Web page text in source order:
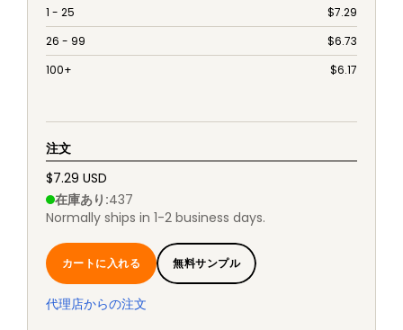
1 - 25 $7.29
26 - 99
$6.73
100+
$6.17
注文
$7.29 USD
在庫あり :437
Normally ships in 1-2 business days.
カートに入れる 無料サンプル
代理店からの注文